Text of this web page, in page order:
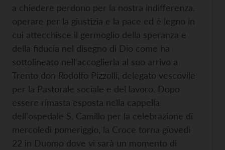
a chiedere perdono per la nostra indifferenza,
operare per la giustizia e la pace ed è legno in
cui attecchisce il germoglio della speranza e
della fiducia nel disegno di Dio come ha
sottolineato nell'accoglierla al suo arrivo a
Trento don Rodolfo Pizzolli, delegato vescovile
per la Pastorale sociale e del lavoro. Dopo
essere rimasta esposta nella cappella
dell'ospedale S. Camillo per la celebrazione di
mercoledì pomeriggio, la Croce torna giovedì
22 in Duomo dove vi sarà un momento di